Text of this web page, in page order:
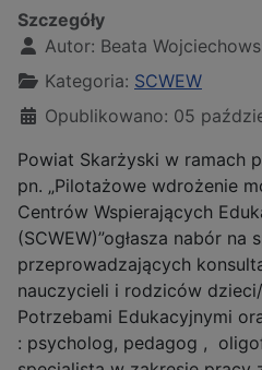
Szczegóły
Autor: Beata
Kategoria: SCWEW
Opublikowano: 05
Powiat Skarżyski w ramach
pn. „Pilotażowe wdrożenie
Centrów Wspierających
(SCWEW)”ogłasza nabór na
przeprowadzających
nauczycieli i rodziców
Potrzebami Edukacyjnymi
: psycholog, pedagog ,